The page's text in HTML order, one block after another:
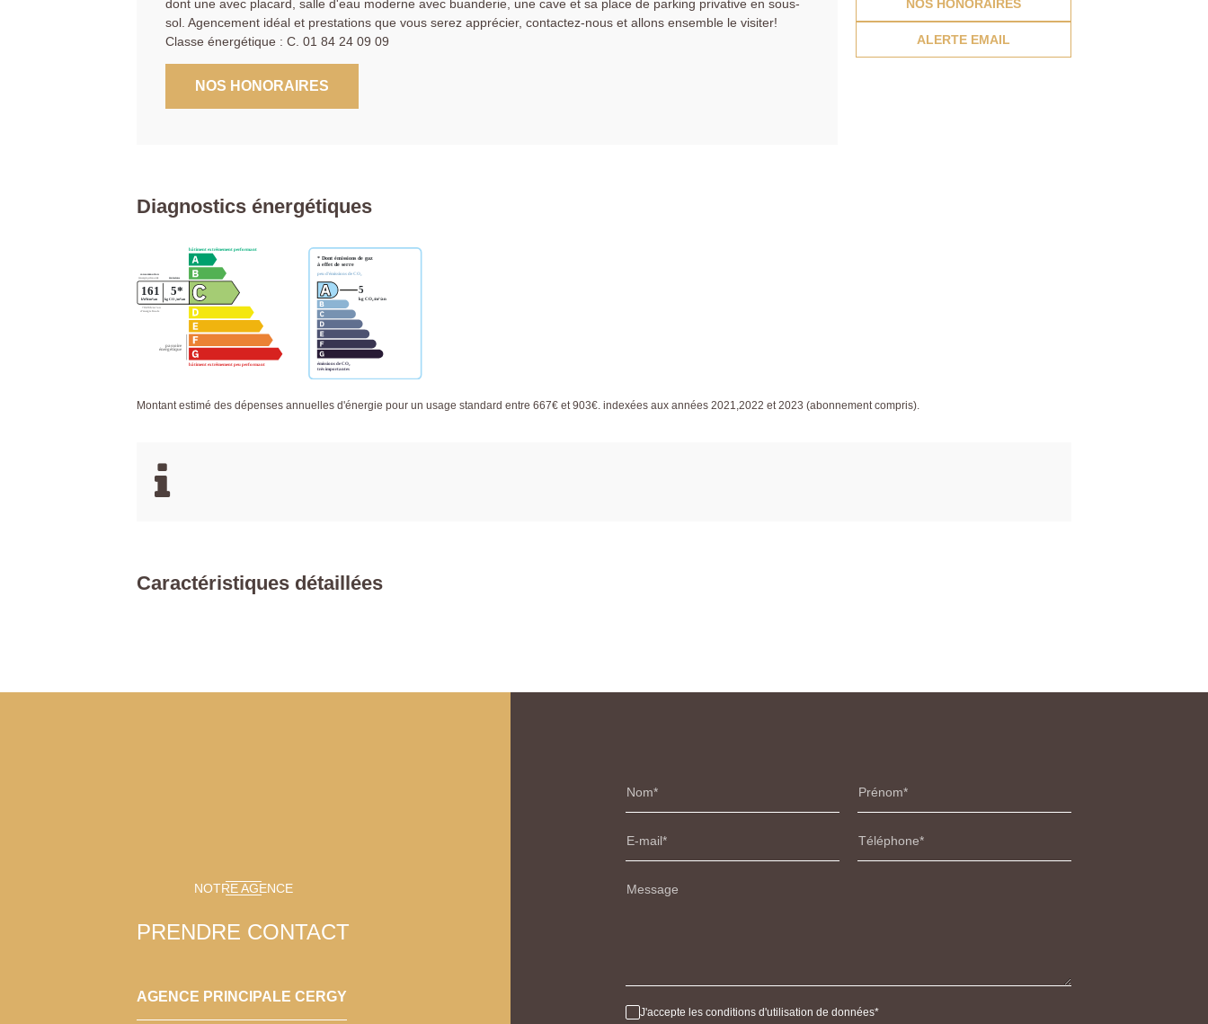
dont une avec placard, salle d'eau moderne avec buanderie, une cave et sa place de parking privative en sous-
sol. Agencement idéal et prestations que vous serez apprécier, contactez-nous et allons ensemble le visiter!
Classe énergétique : C. 01 84 24 09 09
NOS HONORAIRES
NOS HONORAIRES
ALERTE EMAIL
Diagnostics énergétiques
Montant estimé des dépenses annuelles d'énergie pour un usage standard entre 667€ et 903€. indexées aux années 2021,2022 et 2023 (abonnement compris).
Caractéristiques détaillées
NOTRE AGENCE
PRENDRE CONTACT
AGENCE PRINCIPALE CERGY
Nom Prénom
E-mail Téléphone
Message
J'accepte les conditions d'utilisation de données